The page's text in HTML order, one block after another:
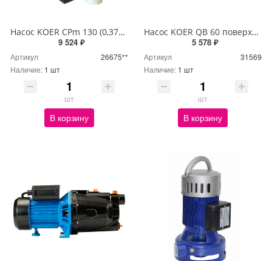
Насос KOER CPm 130 (0,37кВт/92л.м./22м.)
9 524 ₽
Артикул
26675**
Наличие: 1 шт
шт
В корзину
Насос KOER QB 60 поверхностный вихревой (0,37кВт/34л.м./36м.)
5 578 ₽
Артикул
31569
Наличие: 1 шт
шт
В корзину